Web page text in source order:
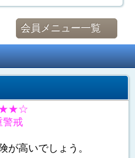
会員メニュー一覧
警戒
が高いでしょう。